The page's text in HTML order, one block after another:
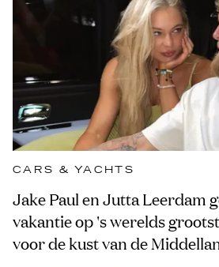
CARS & YACHTS
Jake Paul en Jutta Leerdam
vakantie op 's werelds
voor de kust van de